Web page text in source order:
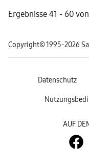
Ergebnisse 41 - 60
Copyright© 1995-2026
Datenschutz
AUF